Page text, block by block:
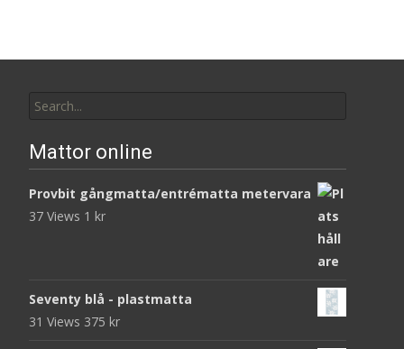
for:
Mattor online
Provbit gångmatta/entrématta metervara
37 Views 1 kr
Seventy blå - plastmatta
31 Views 375 kr